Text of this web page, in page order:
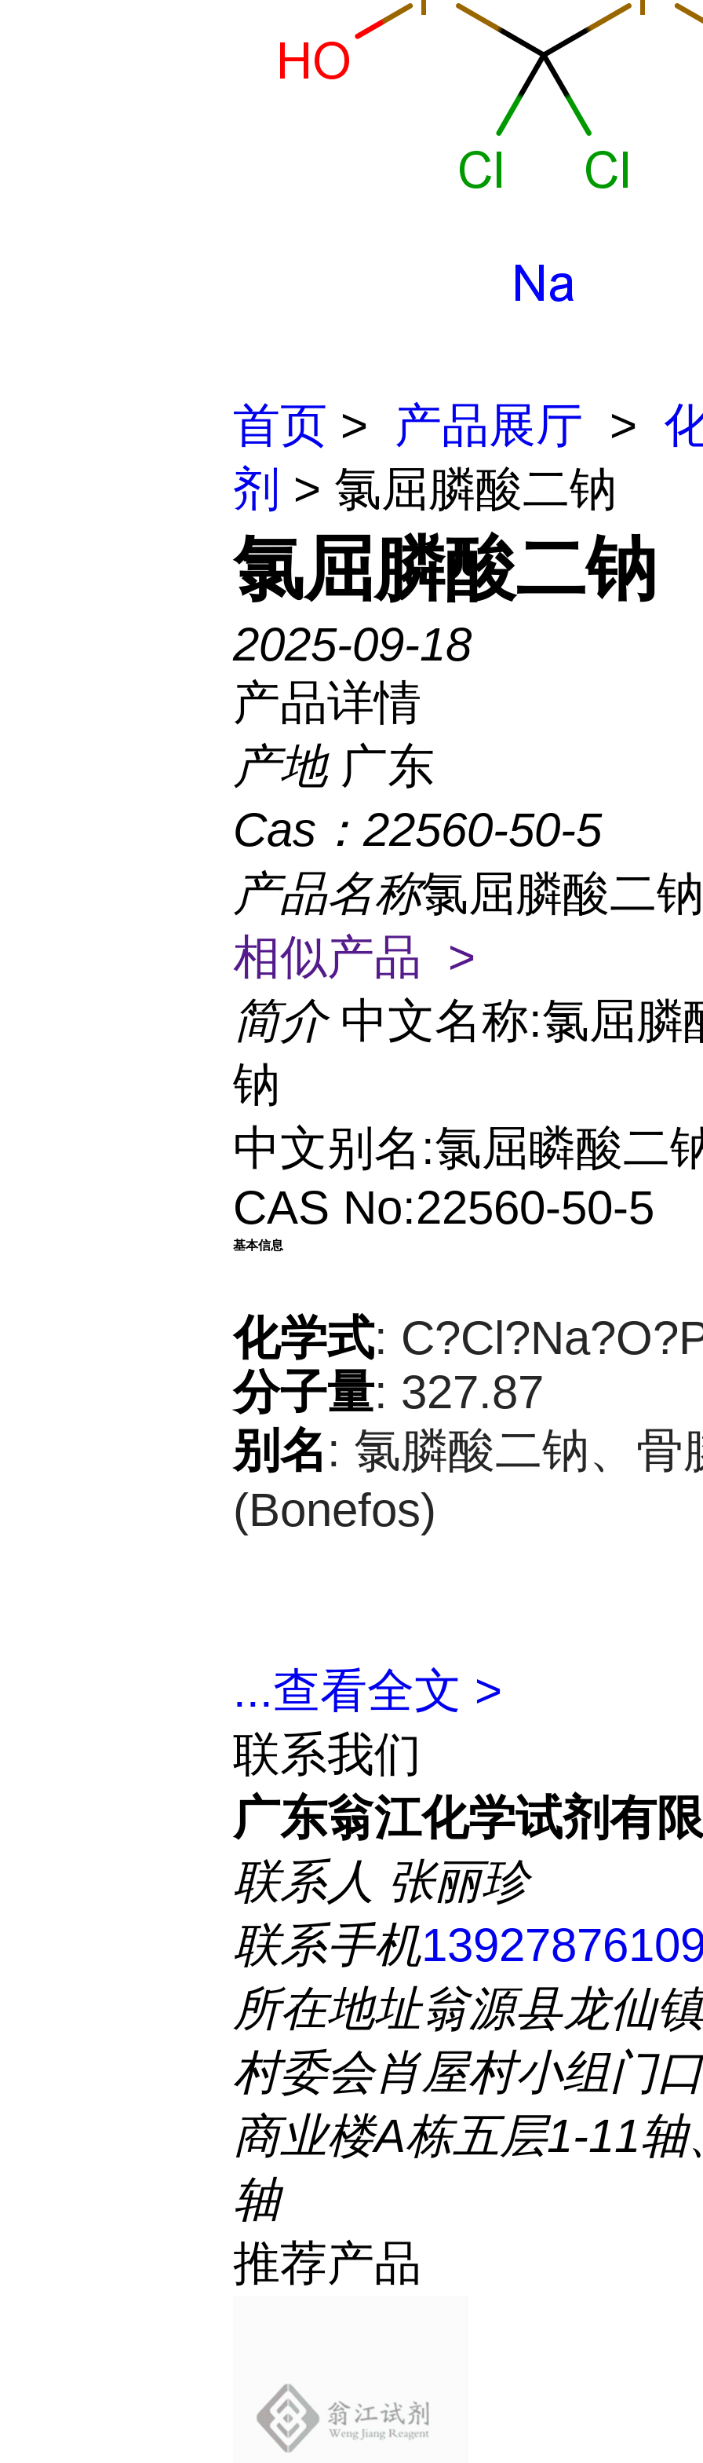
首页 > 产品展厅 >
剂 > 氯屈膦酸二钠
氯屈膦酸二钠
2025-09-18
产品详情
产地 广东
Cas： 22560-50-5
产品名称氯屈膦酸二
相似产品 >
简介 中文名称:氯屈膦
钠
中文别名:氯屈瞵酸二
CAS No:22560-50-5
基本信息
化学式:
分子量: 327.87
别名: 氯膦酸二钠、骨
(Bonefos)
...查看全文 >
联系我们
广东翁江化学试剂有
联系人 张丽珍
联系手机
所在地址翁源县龙仙
村委会肖屋村小组门
商业楼A栋五层1-11轴
轴
推荐产品